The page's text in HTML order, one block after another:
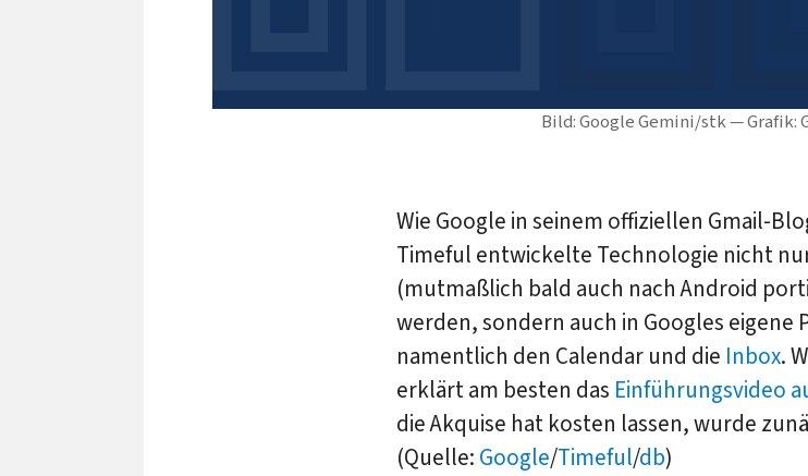
Bild: Google Gemini/stk — Grafik:
Wie Google in seinem offiziellen Gmail-
Timeful entwickelte Technologie nicht
(mutmaßlich bald auch nach Android
werden, sondern auch in Googles
namentlich den Calendar und die Inbox.
erklärt am besten das Einführungsvideo
die Akquise hat kosten lassen, wurde
(Quelle: Google/Timeful/db)